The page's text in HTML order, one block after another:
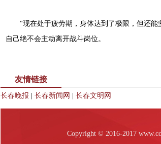
“现在处于疲劳期，身体达到了极限，但还能
自己绝不会主动离开战斗岗位。
友情链接
长春晚报 长春新闻网 长春文明网
Copyright © 2016-2017